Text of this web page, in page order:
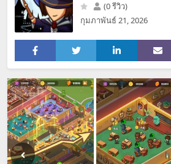
(0 รีวิว)
กุมภาพันธ์ 21, 2026